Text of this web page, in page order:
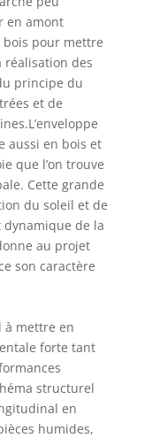
en amont
pour mettre
réalisation des
principe du
et de
aussi en bois et
que l’on trouve
Cette grande
du soleil et de
de la
au projet
son caractère
à mettre en
forte tant
structurel
en
humides,